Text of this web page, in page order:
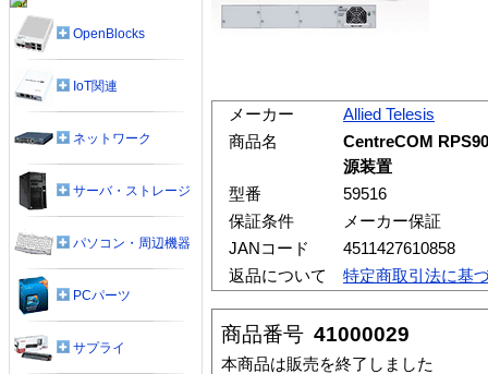
メーカー
Allied Telesis
商品名
CentreCOM
源装置
型番
59516
保証条件
メーカー保証
JANコード
4511427610858
返品について
特定商取引法に基
商品番号 41000029
本商品は販売を終了しました
OpenBlocks
IoT関連
ネットワーク
サーバ・ストレージ
パソコン・周辺機器
PCパーツ
サプライ